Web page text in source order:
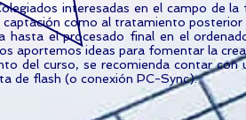
interesadas en el campo de
como al tratamiento
hasta el procesado final en el
aportemos ideas para fomentar la
del curso, se recomienda contar
de flash (o conexión PC-Sync).